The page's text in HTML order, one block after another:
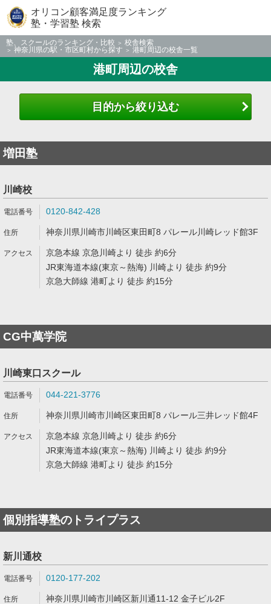
オリコン顧客満足度ランキング
塾・学習塾 検索
塾、スクールのランキング・比較
校舎検索
神奈川県の駅・市区町村から探す
港町周辺の校舎一覧
港町周辺の校舎
目的から絞り込む
増田塾
川崎校
0120-842-428
神奈川県川崎市川崎区東田町8 パレール川崎レッド館3F
京急本線 京急川崎より 徒歩 約6分
JR東海道本線(東京～熱海) 川崎より 徒歩 約9分
京急大師線 港町より 徒歩 約15分
CG中萬学院
川崎東口スクール
044-221-3776
神奈川県川崎市川崎区東田町8 パレール三井レッド館4F
京急本線 京急川崎より 徒歩 約6分
JR東海道本線(東京～熱海) 川崎より 徒歩 約9分
京急大師線 港町より 徒歩 約15分
個別指導塾のトライプラス
新川通校
0120-177-202
神奈川県川崎市川崎区新川通11-12 金子ビル2F